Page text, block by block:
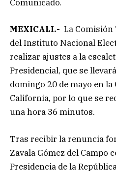
Comunicado.
MEXICALI.- La Comisión
del Instituto Nacional
realizar ajustes a la
Presidencial, que se
domingo 20 de mayo en
California, por lo que se
una hora 36 minutos.
Tras recibir la renuncia
Zavala Gómez del Campo
Presidencia de la